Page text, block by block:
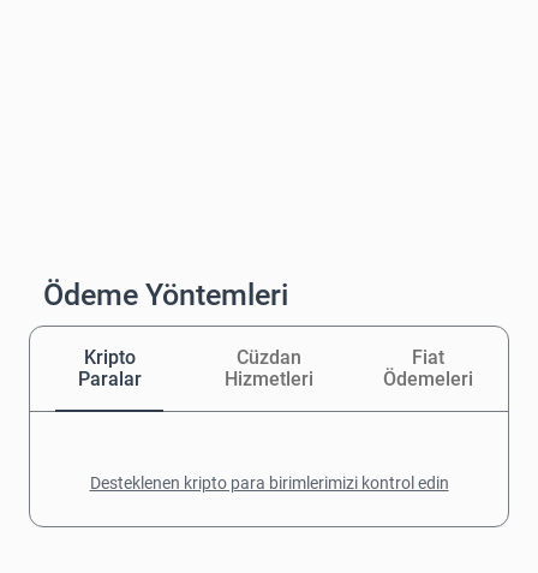
Ödeme Yöntemleri
Kripto
Paralar
Cüzdan
Hizmetleri
Fiat
Ödemeleri
Desteklenen kripto para birimlerimizi kontrol edin